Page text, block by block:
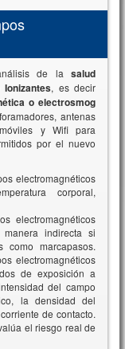
de lasalud
, es decir
o electrosmog
antenas
y Wifi para
por el nuevo
electromagnéticos
corporal,
electromagnéticos
indirecta si
como marcapasos.
electromagnéticos
de exposición a
del campo
la densidad del
de contacto.
el riesgo real de